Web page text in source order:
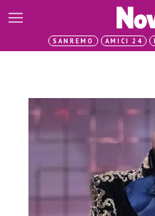
SANREMO AMICI 24